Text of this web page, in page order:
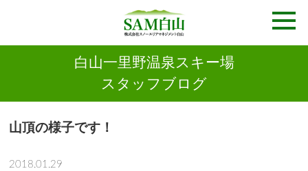
白山一里野温泉スキー場
スタッフブログ
山頂の様子です！
2018.01.29